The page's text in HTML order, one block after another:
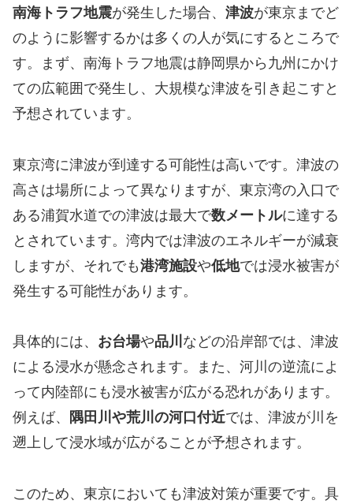
南海トラフ地震が発生した場合、 津波が東京までど
のように影響するかは多くの人が気にするところで
す。まず、南海トラフ地震は静岡県から九州にかけ
ての広範囲で発生し、大規模な津波を引き起こすと
予想されています。
東京湾に津波が到達する可能性は高いです。津波の
高さは場所によって異なりますが、東京湾の入口で
ある浦賀水道での津波は最大で数メートルに達する
とされています。湾内では津波のエネルギーが減衰
しますが、それでも港湾施設や低地では浸水被害が
発生する可能性があります。
具体的には、 お台場や品川 などの沿岸部では、津波
による浸水が懸念されます。また、河川の逆流によ
って内陸部にも浸水被害が広がる恐れがあります。
例えば、
隅田川や荒川の河口付近では、津波が川を
遡上して浸水域が広がることが予想されます。
このため、東京においても津波対策が重要です。具